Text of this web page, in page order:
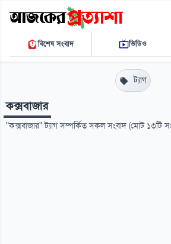
শনিবার, ০৮ আগস্ট ২০২৬
১২:৩১:১২ পি.এম.THE DAILY AJKER
বিশেষ সংবাদ ভিডিও
ট্যাগ
কক্সবাজার
"কক্সবাজার" ট্যাগ সম্পর্কিত সকল সংবাদ (মোট ১৩টি